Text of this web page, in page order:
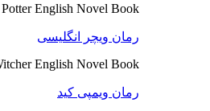
English Novel Book
رمان ویچر انگلیسی
English Novel Book
رمان ویمپی کید